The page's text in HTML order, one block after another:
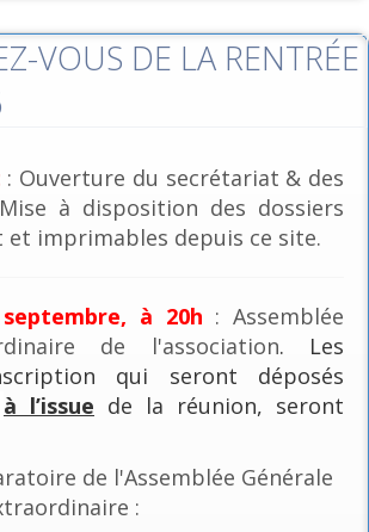
VOUS DE LA RENTRÉE
: Ouverture du secrétariat & des
à disposition des dossiers
et imprimables depuis ce site.
à 20h : Assemblée
de l'association. Les
qui seront déposés
à l’issue de la réunion, seront
de l'Assemblée Générale
: